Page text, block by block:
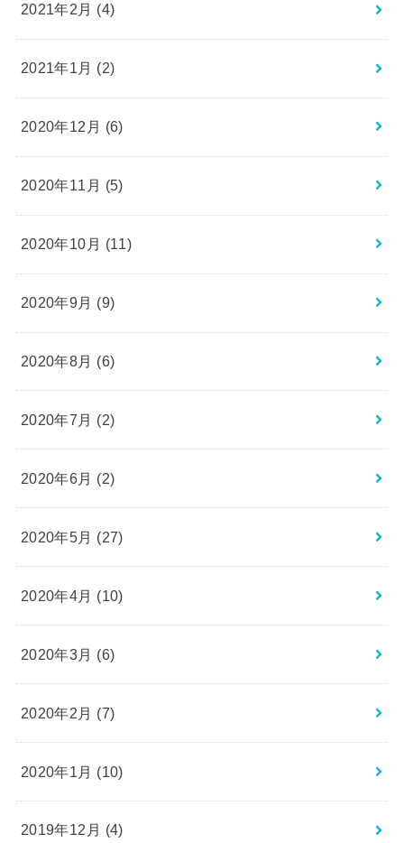
2021年2月 (4)
2021年1月 (2)
2020年12月 (6)
2020年11月 (5)
2020年10月 (11)
2020年9月 (9)
2020年8月 (6)
2020年7月 (2)
2020年6月 (2)
2020年5月 (27)
2020年4月 (10)
2020年3月 (6)
2020年2月 (7)
2020年1月 (10)
2019年12月 (4)